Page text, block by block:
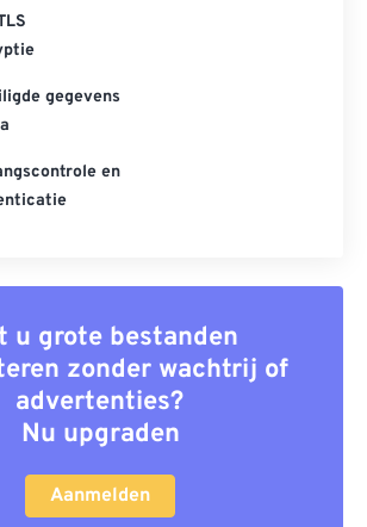
gegevens
en
u grote bestanden
zonder wachtrij of
advertenties?
Nu upgraden
Aanmelden